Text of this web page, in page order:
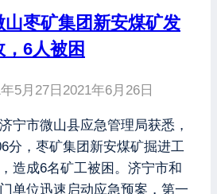
山枣矿集团新安煤矿发
6人被困
5月27日 2021年6月26日
宁市微山县应急管理局获悉，
分，枣矿集团新安煤矿掘进工
造成6名矿工被困。济宁市和
单位迅速启动应急预案，第一